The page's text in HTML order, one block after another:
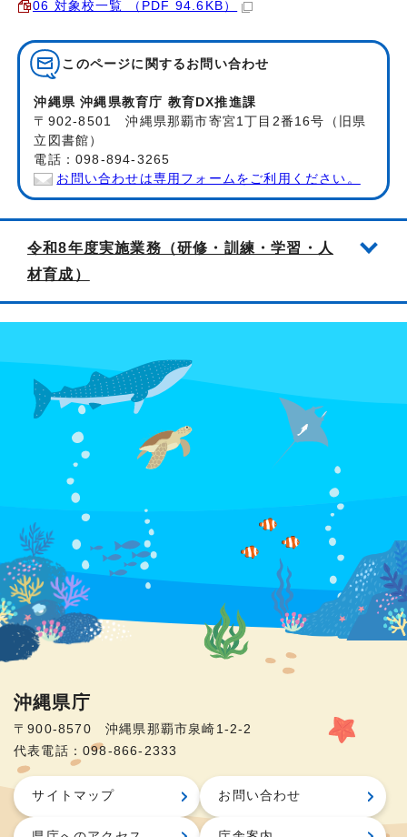
06 対象校一覧 （PDF 94.6KB）
このページに関する お問い合わせ
沖縄県 沖縄県教育庁 教育DX推進課
〒902-8501 沖縄県那覇市寄宮1丁目2番16号（旧県
立図書館）
電話：098-894-3265
お問い合わせは専用フォームをご利用ください。
令和8年度実施業務（研修・訓練・学習・人
材育成）
沖縄県庁
〒900-8570 沖縄県那覇市泉崎1-2-2
代表電話：098-866-2333
サイトマップ お問い合わせ